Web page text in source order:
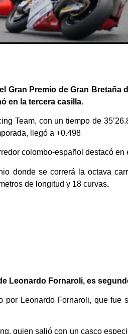
Gran Premio de Gran Bretaña
en la tercera casilla.
Team, con un tiempo de
llegó a +0.498
colombo-español destacó
donde se correrá la octava
de longitud y 18 curvas.
Leonardo Fornaroli, es
Leonardo Fornaroli, que fue
quien salió con un casco